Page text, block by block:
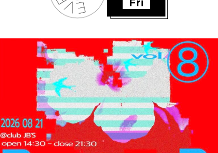
Fri